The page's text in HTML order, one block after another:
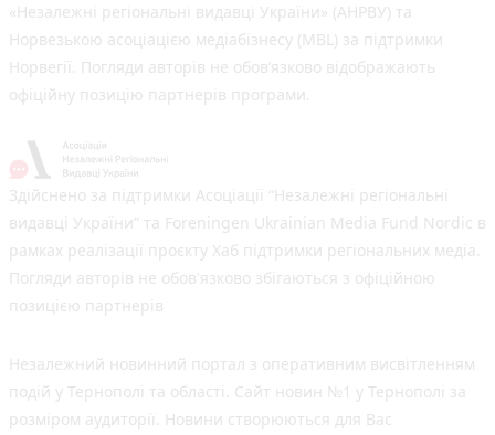
«Незалежні регіональні видавці України» (АНРВУ) та
Норвезькою асоціацією медіабізнесу (MBL) за підтримки
Норвегії. Погляди авторів не обов’язково відображають
офіційну позицію партнерів програми.
Здійснено за підтримки Асоціації “Незалежні регіональні
видавці України” та Foreningen Ukrainian Media Fund Nordic в
рамках реалізації проєкту Хаб підтримки регіональних медіа.
Погляди авторів не обов'язково збігаються з офіційною
позицією партнерів
Незалежний новинний портал з оперативним висвітленням
подій у Тернополі та області. Сайт новин №1 у Тернополі за
розміром аудиторії. Новини створюються для Вас